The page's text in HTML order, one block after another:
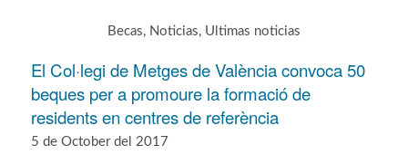
Becas, Noticias, Ultimas noticias
El Col·legi de Metges de València convoca 50
beques per a promoure la formació de
residents en centres de referència
5 de October del 2017